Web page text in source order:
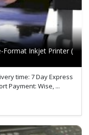
Format Inkjet Printer (
time: 7 Day Express
Payment: Wise, ...